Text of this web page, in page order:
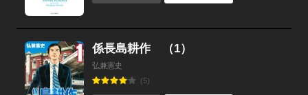
係長島耕作 （1）
弘兼憲史
(5)